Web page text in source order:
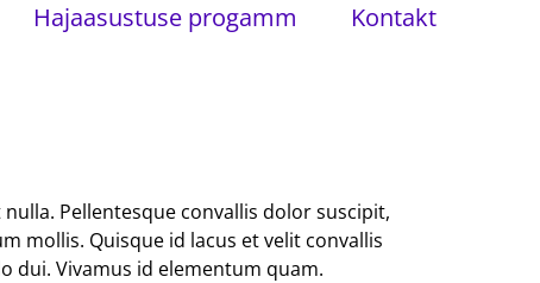
Hajaasustuse progamm Kontakt
Pellentesque convallis dolor suscipit,
mollis. Quisque id lacus et velit convallis
dui. Vivamus id elementum quam.